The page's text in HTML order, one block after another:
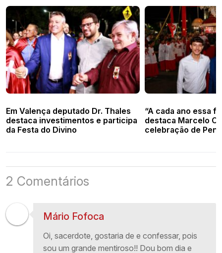
Em Valença deputado Dr. Thales
destaca investimentos e participa
da Festa do Divino
“A cada ano essa
destaca Marcelo
celebração de
2 Comentários
Mário Fofoca
Oi, sacerdote, gostaria de e confessar, pois
sou um grande mentiroso!! Dou bom dia e